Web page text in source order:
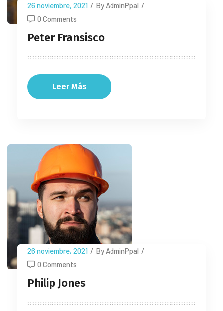
26 noviembre, 2021 / By AdminPpal /
0 Comments
Peter Fransisco
Leer Más
26 noviembre, 2021 / By AdminPpal /
0 Comments
Philip Jones